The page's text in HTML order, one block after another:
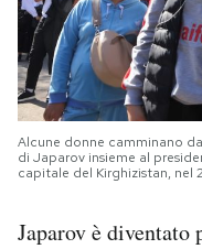
Alcune donne camminano
di Japarov insieme al
capitale del Kirghizistan, nel
Japarov è diventato